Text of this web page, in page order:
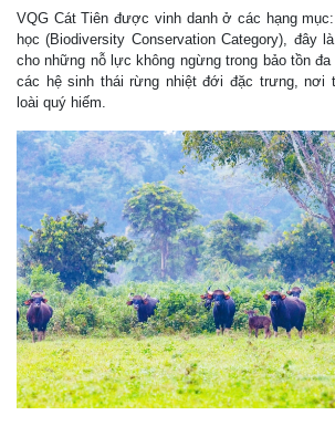
VQG Cát Tiên được vinh danh ở các hạng
học (Biodiversity Conservation Category), đây
cho những nỗ lực không ngừng trong bảo tồn
các hệ sinh thái rừng nhiệt đới đặc trưng, nơi
loài quý hiếm.